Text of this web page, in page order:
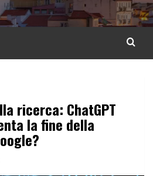
ricerca: ChatGPT
la fine della